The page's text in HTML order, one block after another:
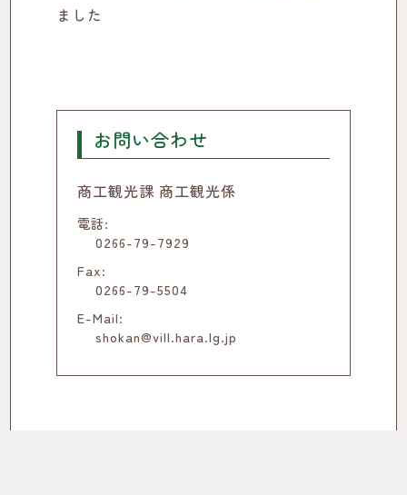
ました
お問い合わせ
商工観光課 商工観光係
電話:
0266-79-7929
Fax:
0266-79-5504
E-Mail:
shokan@vill.hara.lg.jp